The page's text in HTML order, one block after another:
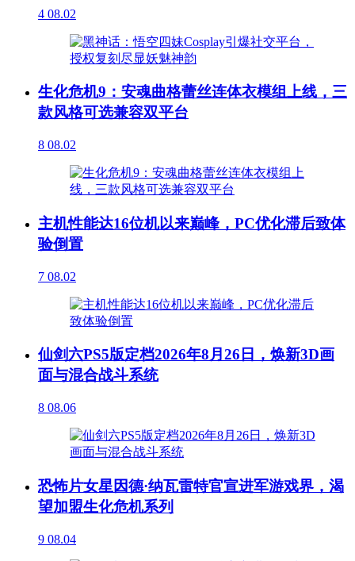
4 08.02
生化危机9：安魂曲格蕾丝连体衣模组上线，三
款风格可选兼容双平台
8 08.02
主机性能达16位机以来巅峰，PC优化滞后致体
验倒置
7 08.02
仙剑六PS5版定档2026年8月26日，焕新3D画
面与混合战斗系统
8 08.06
恐怖片女星因德·纳瓦雷特官宣进军游戏界，渴
望加盟生化危机系列
9 08.04